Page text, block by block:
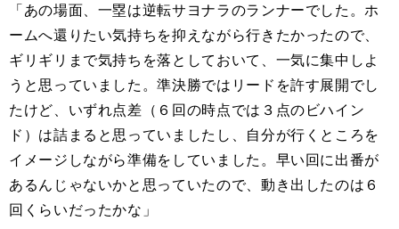
「あの場面、一塁は逆転サヨナラのランナーでした。ホ
ームへ還りたい気持ちを抑えながら行きたかったので、
ギリギリまで気持ちを落としておいて、一気に集中しよ
うと思っていました。準決勝ではリードを許す展開でし
たけど、いずれ点差（６回の時点では３点のビハイン
ド）は詰まると思っていましたし、自分が行くところを
イメージしながら準備をしていました。早い回に出番が
あるんじゃないかと思っていたので、動き出したのは６
回くらいだったかな」